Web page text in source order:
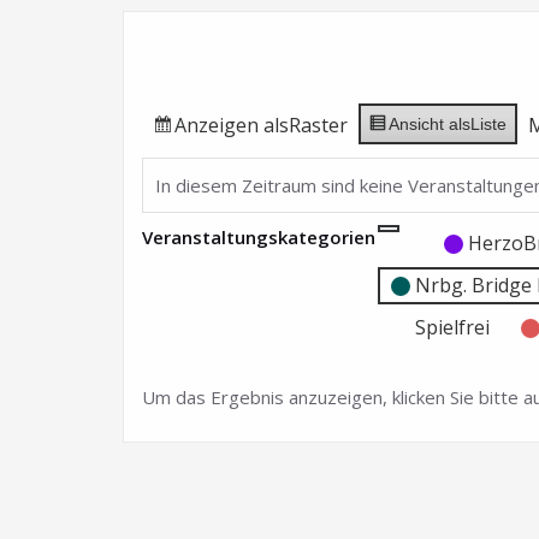
Anzeigen alsRaster Ansicht alsListe
In diesem Zeitraum sind keine
Veranstaltungskategorien
Kategorie
ohne
Titel
Kategorie
ohne
Titel
Nrbg. Bridge
Spielfrei
Um das Ergebnis anzuzeigen, klicken Sie bitte